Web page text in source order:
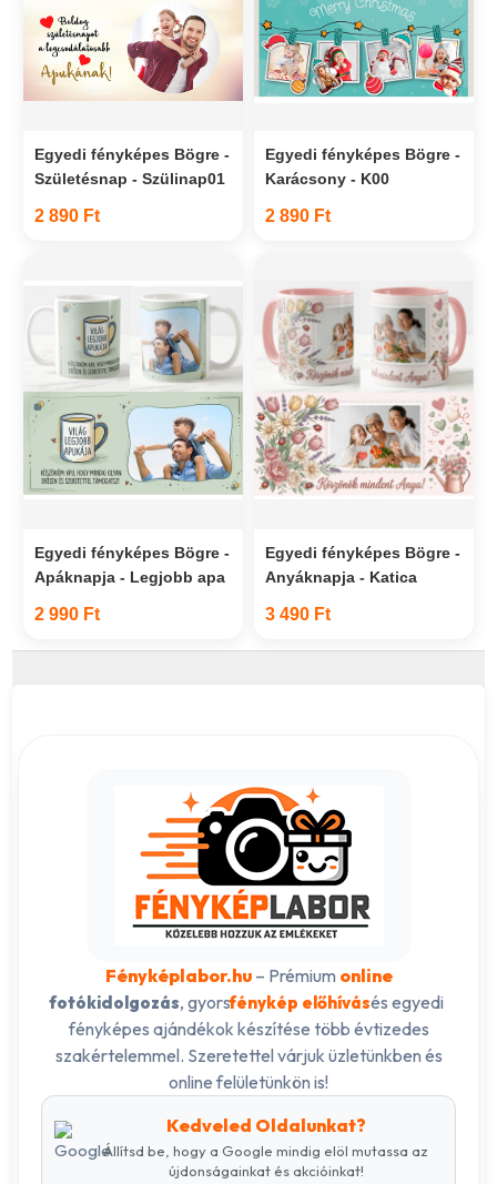
Egyedi fényképes Bögre -
Születésnap - Szülinap01
2 890 Ft
Egyedi fényképes Bögre -
Karácsony - K00
2 890 Ft
Egyedi fényképes Bögre -
Apáknapja - Legjobb apa
2 990 Ft
Egyedi fényképes Bögre -
Anyáknapja - Katica
3 490 Ft
Fényképlabor.hu– Prémium online
fotókidolgozás, gyorsfénykép előhívásés egyedi
fényképes ajándékok készítése több évtizedes
szakértelemmel. Szeretettel várjuk üzletünkben és
online felületünkön is!
Kedveled Oldalunkat?
Állítsd be, hogy a Google mindig elöl mutassa az
újdonságainkat és akcióinkat!